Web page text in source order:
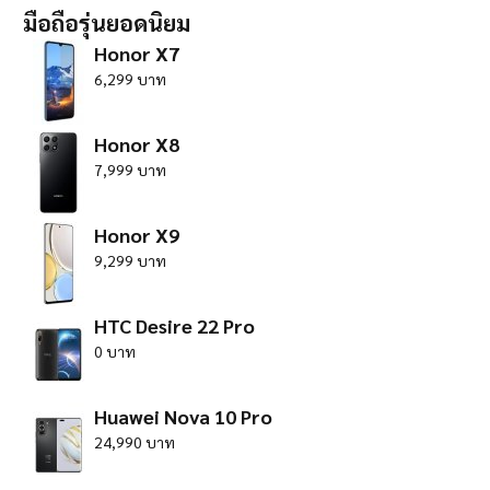
มือถือรุ่นยอดนิยม
Honor X7
6,299 บาท
Honor X8
7,999 บาท
Honor X9
9,299 บาท
HTC Desire 22 Pro
0 บาท
Huawei Nova 10 Pro
24,990 บาท